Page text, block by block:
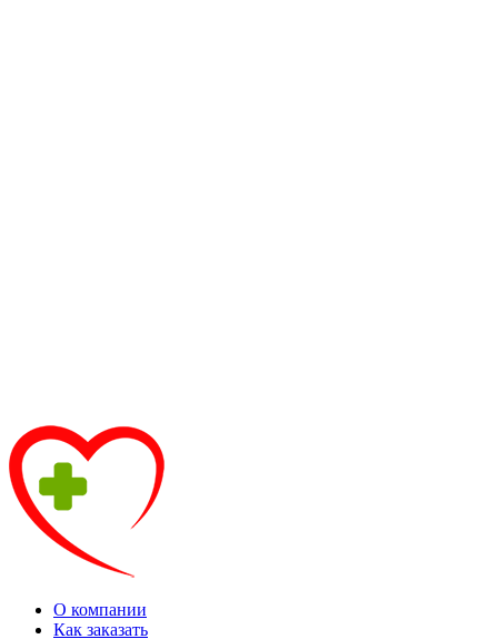
О компании
Как заказать